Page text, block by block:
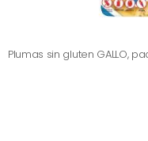
Plumas sin gluten GALLO,